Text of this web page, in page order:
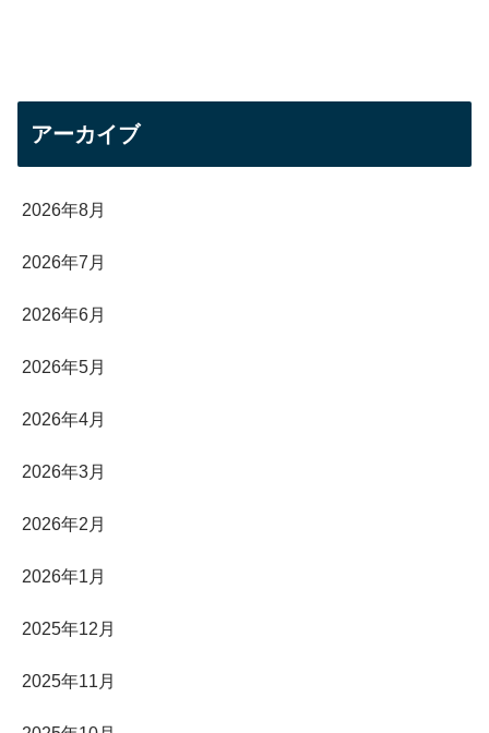
アーカイブ
2026年8月
2026年7月
2026年6月
2026年5月
2026年4月
2026年3月
2026年2月
2026年1月
2025年12月
2025年11月